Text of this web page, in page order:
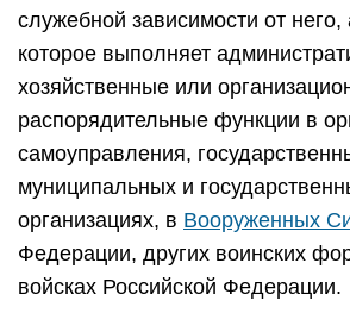
служебной зависимости от
которое выполняет
хозяйственные или
распорядительные функции в
самоуправления,
муниципальных и
организациях, в Вооруженных
Федерации, других воинских
войсках Российской Федерации.